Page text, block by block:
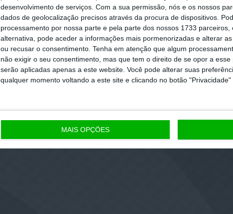
desenvolvimento de serviços. Com a sua permissão, nós e os nossos
dados de geolocalização precisos através da procura de dispositivos.
processamento por nossa parte e pela parte dos nossos 1733 parceiros,
alternativa, pode aceder a informações mais pormenorizadas e alterar
ou recusar o consentimento. Tenha em atenção que algum
não exigir o seu consentimento, mas que tem o direito de se opor a
serão aplicadas apenas a este website. Você pode alterar suas
qualquer momento voltando a este site e clicando no botão "Privacidade"
MAIS OPÇÕES